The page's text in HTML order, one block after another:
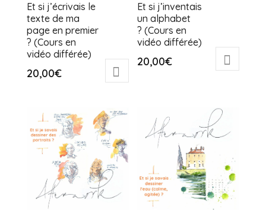
Et si j’écrivais le
texte de ma
page en premier
? (Cours en
vidéo différée)
20,00€
Et si j’inventais
un alphabet
? (Cours en
vidéo différée)
20,00€